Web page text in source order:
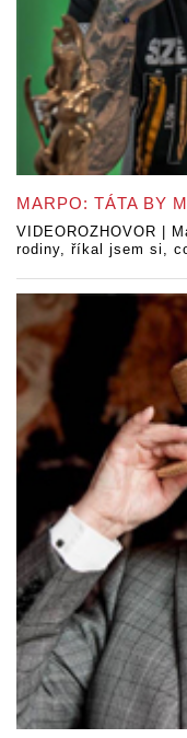
MARPO: TÁTA BY
VIDEOROZHOVOR |
rodiny, říkal jsem si,